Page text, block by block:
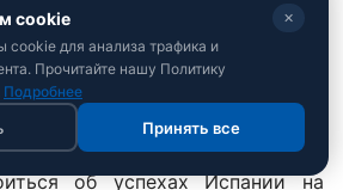
2026 Испания прошла только
очков: в группе с Турцией,
«Фурия Роха» лишь в
сыграла вничью с турками.
об успехах Испании на
cookie ✕
для анализа трафика и
Прочитайте нашу Политику
Подробнее
Принять все